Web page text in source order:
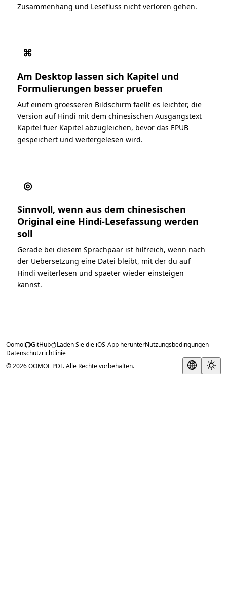
Zusammenhang und Lesefluss nicht verloren gehen.
⌘
Am Desktop lassen sich Kapitel und
Formulierungen besser pruefen
Auf einem groesseren Bildschirm faellt es leichter, die
Version auf Hindi mit dem chinesischen Ausgangstext
Kapitel fuer Kapitel abzugleichen, bevor das EPUB
gespeichert und weitergelesen wird.
◎
Sinnvoll, wenn aus dem chinesischen
Original eine Hindi-Lesefassung werden
soll
Gerade bei diesem Sprachpaar ist hilfreich, wenn nach
der Uebersetzung eine Datei bleibt, mit der du auf
Hindi weiterlesen und spaeter wieder einsteigen
kannst.
Oomol GitHub Laden Sie die iOS-App herunterNutzungsbedingungen
Datenschutzrichtlinie
© 2026 OOMOL PDF. Alle Rechte vorbehalten.